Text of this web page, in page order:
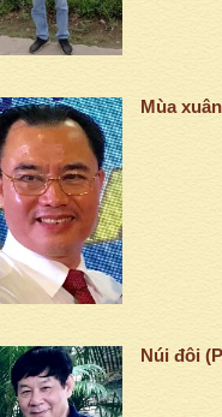
Mùa
Núi đôi